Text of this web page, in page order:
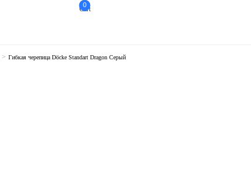
Cart
0
> Гибкая черепица Döcke Standart Dragon Серый